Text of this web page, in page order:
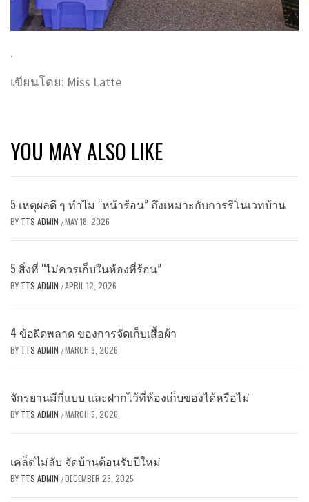
.
เขียนโดย: Miss Latte
YOU MAY ALSO LIKE
5 เหตุผลดี ๆ ทำไม “หน้าร้อน” ถึงเหมาะกับการรีโนเวทบ้าน
BY TTS ADMIN /MAY 18, 2026
5 สิ่งที่ “ไม่ควรเก็บในห้องที่ร้อน”
BY TTS ADMIN /APRIL 12, 2026
4 ข้อผิดพลาด ของการจัดเก็บเสื้อผ้า
BY TTS ADMIN /MARCH 9, 2026
จักรยานมีกี่แบบ และฝากไว้ที่ห้องเก็บของได้หรือไม่
BY TTS ADMIN /MARCH 5, 2026
เคล็ดไม่ลับ จัดบ้านต้อนรับปีใหม่
BY TTS ADMIN /DECEMBER 28, 2025